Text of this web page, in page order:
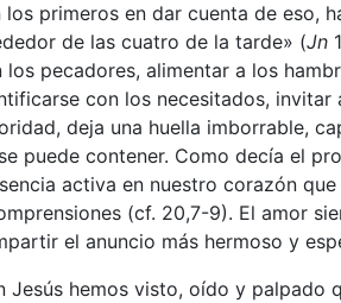
los primeros en dar cuenta de eso,
de las cuatro de la tarde» (Jn
los pecadores, alimentar a los
con los necesitados, invitar
deja una huella imborrable,
puede contener. Como decía el
activa en nuestro corazón
(cf. 20,7-9). El amor
el anuncio más hermoso y
Jesús hemos visto, oído y palpado